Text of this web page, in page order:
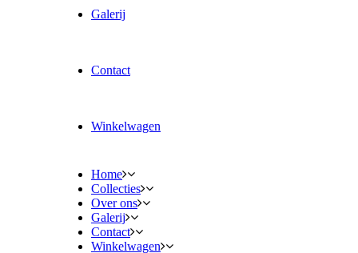
Galerij
Contact
Winkelwagen
Home
Collecties
Over ons
Galerij
Contact
Winkelwagen